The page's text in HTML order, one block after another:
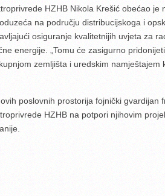
HZHB Nikola Krešić obećao je
na području distribucijskoga i
osiguranje kvalitetnijih uvjeta za
energije. „Tomu će zasigurno
zemljišta i uredskim namještajem
poslovnih prostorija fojnički gvardijan
HZHB na potpori njihovim